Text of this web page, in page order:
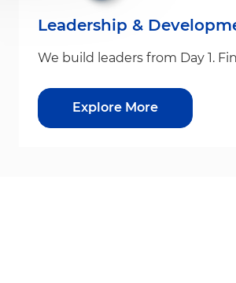
Leadership &
We build leaders from Day 1.
Explore More